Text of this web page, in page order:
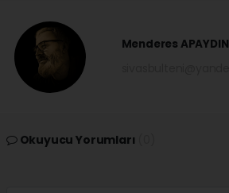
Menderes APAYDIN
Okuyucu Yorumları